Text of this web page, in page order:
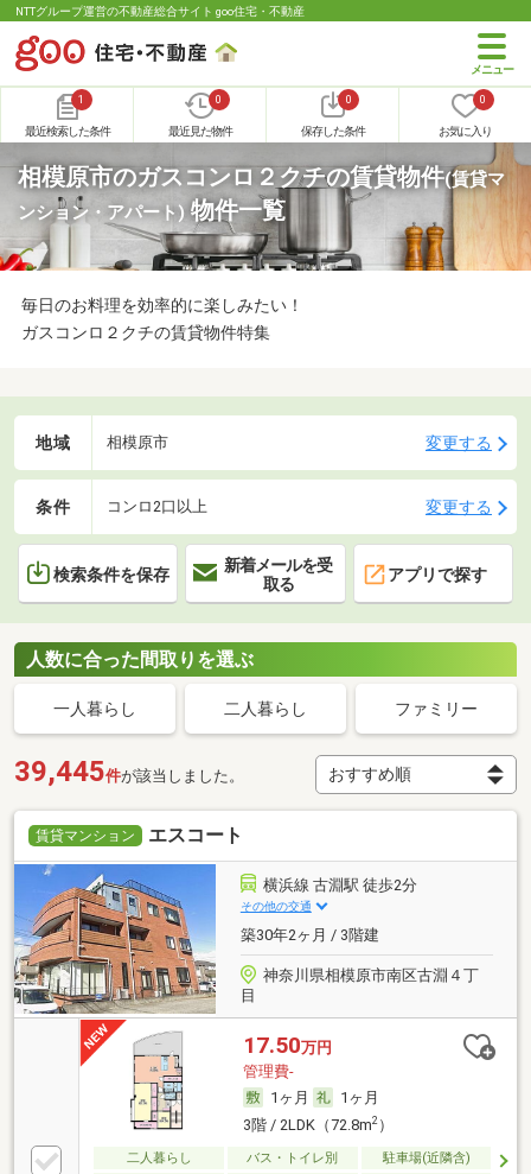
NTTグループ運営の不動産総合サイト goo住宅・不動産
1
最近検索した条件
0
最近見た物件
0
保存した条件
0
お気に入り
相模原市のガスコンロ２クチの賃貸物件(賃貸マ
ンション・アパート)物件一覧
毎日のお料理を効率的に楽しみたい！
ガスコンロ２クチの賃貸物件特集
地域 相模原市 変更する
条件 コンロ2口以上 変更する
検索条件を保存
新着メールを受
取る
アプリで探す
人数に合った間取りを選ぶ
一人暮らし 二人暮らし ファミリー
39,445件が該当しました。
賃貸マンション エスコート
横浜線 古淵駅 徒歩2分
その他の交通
築30年2ヶ月 / 3階建
神奈川県相模原市南区古淵４丁
目
17.50万円
管理費-
1ヶ月
1ヶ月
3階 / 2LDK（72.8m2）
二人暮らし バス・トイレ別 駐車場(近隣含)